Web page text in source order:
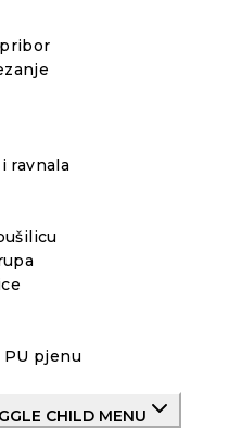
ravnala
pjenu
CHILD MENU